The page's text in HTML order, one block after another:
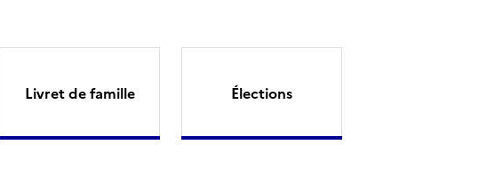
Livret de famille Élections